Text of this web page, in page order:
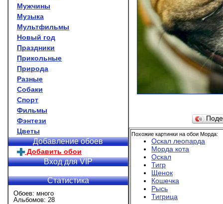
Мужчины
Музыка
Мультфильмы
Новый год
Праздники
Прикольные
Природа
Разные
Собаки
Спорт
Фильмы
Фэнтези
Цветы
Добавление обоев
Добавить обои
Вход для VIP
Статистика
Обоев: много
Альбомов: 28
Похожие картинки на обои Морда:
Оскал леопарда
Морда кота
Оскал
Тигр
Щенок
Кошечка
Рысь
Тигрица